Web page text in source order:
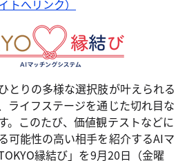
トへリンク）
とりの多様な選択肢が叶えられる
ライフステージを通じた切れ目な
。このたび、価値観テストなどに
可能性の高い相手を紹介するAIマ
縁結び」を9月20日（金曜